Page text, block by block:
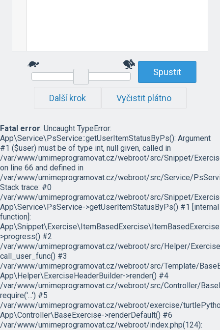
Spustit
Další krok Vyčistit plátno
Fatal error: Uncaught TypeError:
App\Service\PsService::getUserItemStatusByPs(): Argument
#1 ($user) must be of type int, null given, called in
/var/www/umimeprogramovat.cz/webroot/src/Snippet/
on line 66 and defined in
/var/www/umimeprogramovat.cz/webroot/src/Service/
Stack trace: #0
/var/www/umimeprogramovat.cz/webroot/src/Snippet/
App\Service\PsService->getUserItemStatusByPs() #1 [internal
function]:
>progress() #2
/var/www/umimeprogramovat.cz/webroot/src/Helper/
call_user_func() #3
/var/www/umimeprogramovat.cz/webroot/src/Template/
App\Helper\ExerciseHeaderBuilder->render() #4
/var/www/umimeprogramovat.cz/webroot/src/Controller/
require('...') #5
/var/www/umimeprogramovat.cz/webroot/exercise/
App\Controller\BaseExercise->renderDefault() #6
/var/www/umimeprogramovat.cz/webroot/index.php(124):